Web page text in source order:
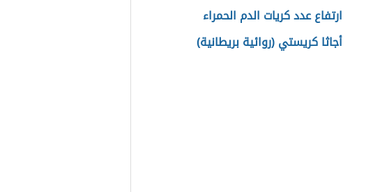
ارتفاع عدد كريات الدم الحمراء
أجاثا كريستي (روائية بريطانية)